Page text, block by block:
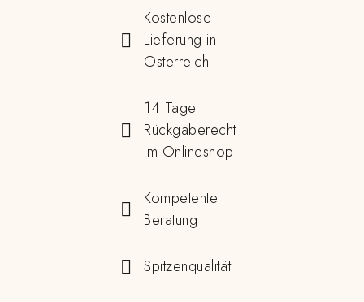
Kostenlose
Lieferung in
Österreich
14 Tage
Rückgaberecht
im Onlineshop
Kompetente
Beratung
Spitzenqualität